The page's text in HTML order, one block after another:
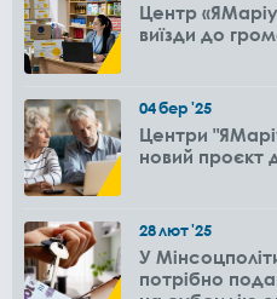
Центр
виїзди до
04бер'25
Центри
новий проєкт
28лют'25
У
потрібно